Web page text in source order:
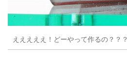
えええええ！どーやって作るの？？？